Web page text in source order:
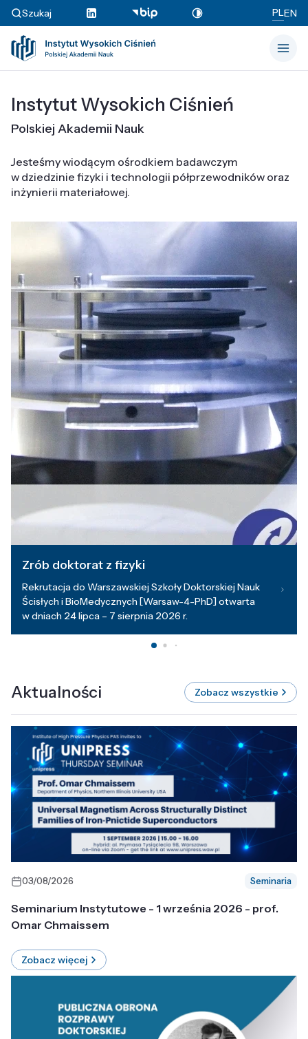
Szukaj PLEN
Instytut Wysokich Ciśnień
Polskiej Akademii Nauk
Jesteśmy wiodącym ośrodkiem badawczym
w dziedzinie fizyki i technologii półprzewodników oraz
inżynierii materiałowej.
Zrób doktorat z fizyki
Rekrutacja do Warszawskiej Szkoły Doktorskiej Nauk
Ścisłych i BioMedycznych [Warsaw-4-PhD] otwarta
w dniach 24 lipca – 7 sierpnia 2026 r.
Aktualności Zobacz wszystkie
03/08/2026 Seminaria
Seminarium Instytutowe - 1 września 2026 - prof.
Omar Chmaissem
Zobacz więcej